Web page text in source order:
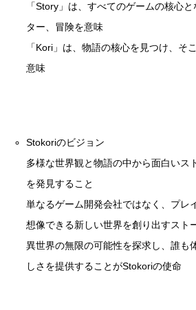
「Story」は、すべてのゲームの核心
ター、冒険を意味
「Kori」は、物語の核心を見つけ、そ
意味
Stokoriのビジョン
多様な世界観と物語の中から面白いス
を発見すること
単なるゲーム開発会社ではなく、プレ
想像できる新しい世界を創り出すスト
異世界の無限の可能性を探求し、誰も
しさを提供することがStokoriの使命